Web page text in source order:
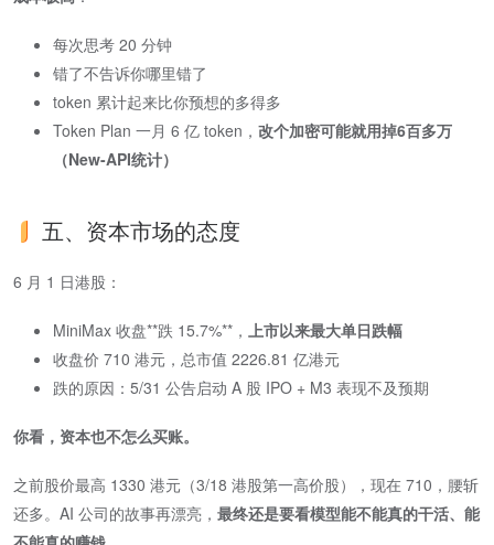
每次思考 20 分钟
错了不告诉你哪里错了
token 累计起来比你预想的多得多
Token Plan 一月 6 亿 token， 改个加密可能就用掉6百多万
（New-API统计）
五、资本市场的态度
6 月 1 日港股：
MiniMax 收盘​**跌 15.7%**​， 上市以来最大单日跌幅
收盘价 710 港元，总市值 2226.81 亿港元
跌的原因：5/31 公告启动 A 股 IPO + M3 表现不及预期
你看，资本也不怎么买账。
之前股价最高 1330 港元（3/18 港股第一高价股），现在 710，腰斩
还多。AI 公司的故事再漂亮，​ 最终还是要看模型能不能真的干活、能